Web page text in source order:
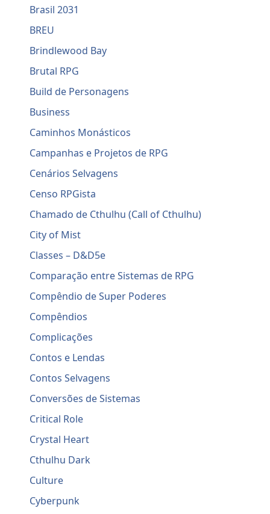
Brasil 2031
BREU
Brindlewood Bay
Brutal RPG
Build de Personagens
Business
Caminhos Monásticos
Campanhas e Projetos de RPG
Cenários Selvagens
Censo RPGista
Chamado de Cthulhu (Call of Cthulhu)
City of Mist
Classes – D&D5e
Comparação entre Sistemas de RPG
Compêndio de Super Poderes
Compêndios
Complicações
Contos e Lendas
Contos Selvagens
Conversões de Sistemas
Critical Role
Crystal Heart
Cthulhu Dark
Culture
Cyberpunk